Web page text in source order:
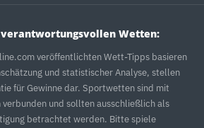
Wetten:
veröffentlichten Wett-Tipps basieren
und statistischer Analyse, stellen
für Gewinne dar. Sportwetten sind mit
verbunden und sollten ausschließlich als
betrachtet werden. Bitte spiele